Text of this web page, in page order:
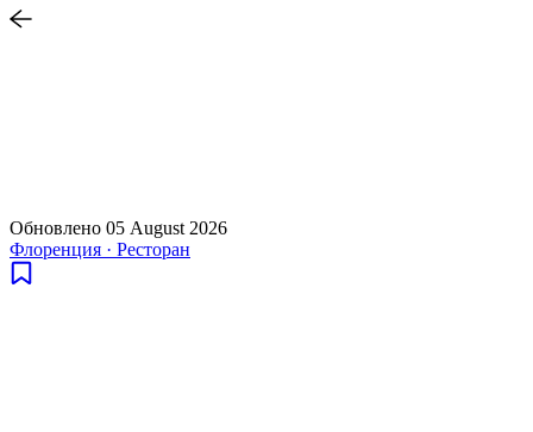
Обновлено 05 August 2026
Флоренция · Ресторан